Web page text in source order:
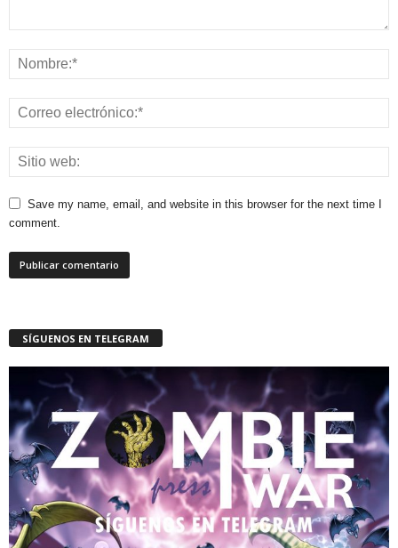
Save my name, email, and website in this browser for the next time I
comment.
SÍGUENOS EN TELEGRAM